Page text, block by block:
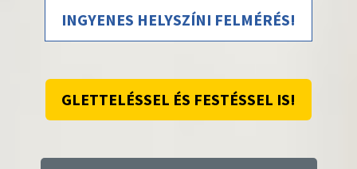
INGYENES HELYSZÍNI FELMÉRÉS!
GLETTELÉSSEL ÉS FESTÉSSEL IS!